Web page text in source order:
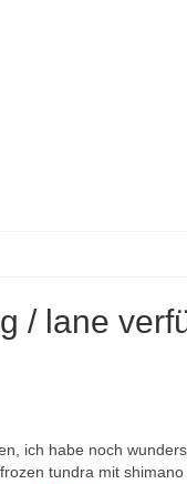
/ lane
ich habe noch
tundra mit